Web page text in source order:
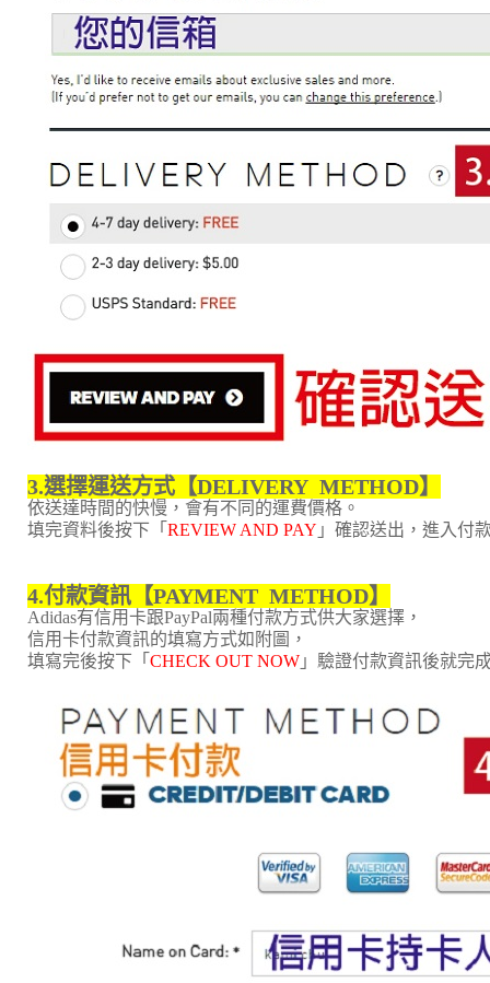
3.選擇運送方式【DELIVERY METHOD】
依送達時間的快慢，會有不同的運費價格。
填完資料後按下 「 REVIEW AND PAY 」 確認送出，進入付
4.付款資訊【PAYMENT METHOD】
Adidas有信用卡跟PayPal兩種付款方式供大家選擇，
信用卡付款資訊的填寫方式如附圖，
填寫完後按下「 CHECK OUT NOW 」驗證付款資訊後就完